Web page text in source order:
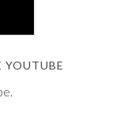
YOUTUBE